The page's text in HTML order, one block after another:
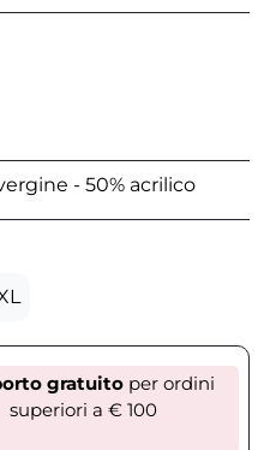
- 50% acrilico
gratuitoper ordini
superiori a € 100